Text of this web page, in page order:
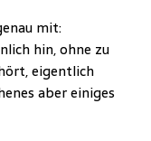
mit:
hin, ohne zu
eigentlich
aber einiges